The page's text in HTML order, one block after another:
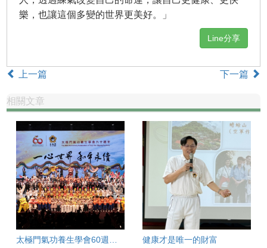
樂，也讓這個多變的世界更美好。」
Line分享
上一篇 下一篇
相關文章
健康才是唯一的財富